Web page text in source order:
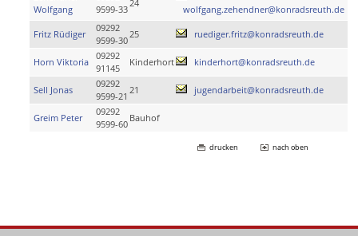
Wolfgang
9599-33
24
wolfgang.zehendner@konradsreuth.de
Fritz Rüdiger
09292
9599-30
25 ruediger.fritz@konradsreuth.de
Horn Viktoria
09292
91145
Kinderhort kinderhort@konradsreuth.de
Sell Jonas
09292
9599-21
21 jugendarbeit@konradsreuth.de
Greim Peter
09292
9599-60
Bauhof
drucken nach oben